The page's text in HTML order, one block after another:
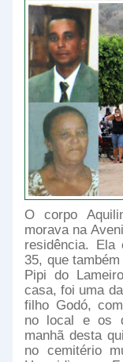
O corpo
morava na
residência. Ela
35, que
Pipi do
casa, foi uma
filho Godó,
no local e os
manhã desta
no cemitério